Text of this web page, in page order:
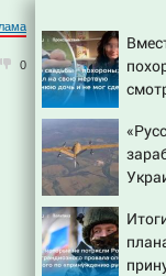
0
дочь